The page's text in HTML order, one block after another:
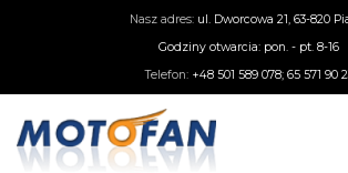
Nasz adres: ul. Dworcowa 21, 63-820
Godziny otwarcia: pon. - pt. 8-16
Telefon: +48 501 589 078; 65 571 90